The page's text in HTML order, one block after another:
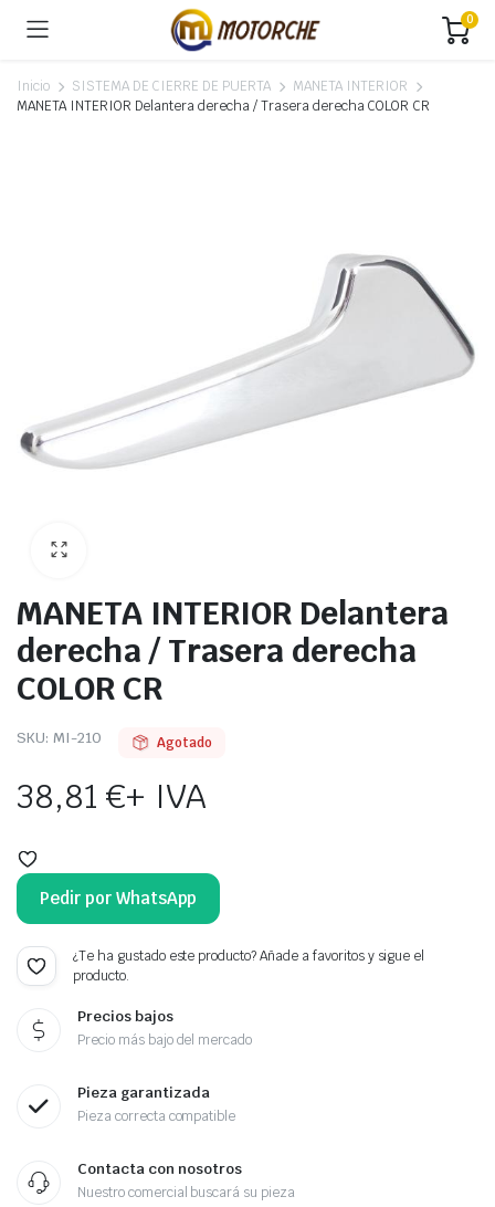
0
Inicio SISTEMA DE CIERRE DE PUERTA
MANETA INTERIOR
MANETA INTERIOR Delantera derecha / Trasera derecha COLOR CR
MANETA INTERIOR Delantera
derecha / Trasera derecha
COLOR CR
SKU: MI-210 Agotado
38,81€+ IVA
Pedir por WhatsApp
¿Te ha gustado este producto? Añade a favoritos y sigue el
producto.
Precios bajos
Precio más bajo del mercado
Pieza garantizada
Pieza correcta compatible
Contacta con nosotros
Nuestro comercial buscará su pieza